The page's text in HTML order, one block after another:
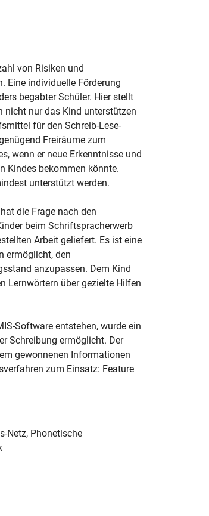
von Risiken und
Eine individuelle Förderung
begabter Schüler. Hier stellt
nicht nur das Kind unterstützen
für den Schreib-Lese-
Freiräume zum
wenn er neue Erkenntnisse und
Kindes bekommen könnte.
unterstützt werden.
die Frage nach den
beim Schriftspracherwerb
Arbeit geliefert. Es ist eine
ermöglicht, den
anzupassen. Dem Kind
Lernwörtern über gezielte Hilfen
Software entstehen, wurde ein
Schreibung ermöglicht. Der
gewonnenen Informationen
zum Einsatz: Feature
Netz, Phonetische